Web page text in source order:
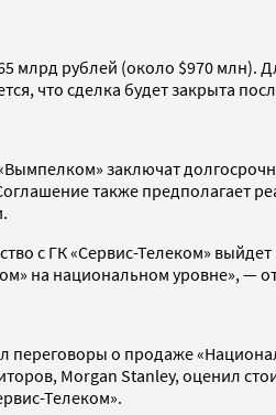
млрд рублей (около $970 млн).
что сделка будет закрыта
заключат
также предполагает
с ГК «Сервис-Телеком»
на национальном уровне», —
переговоры о продаже
Morgan Stanley, оценил
Телеком».